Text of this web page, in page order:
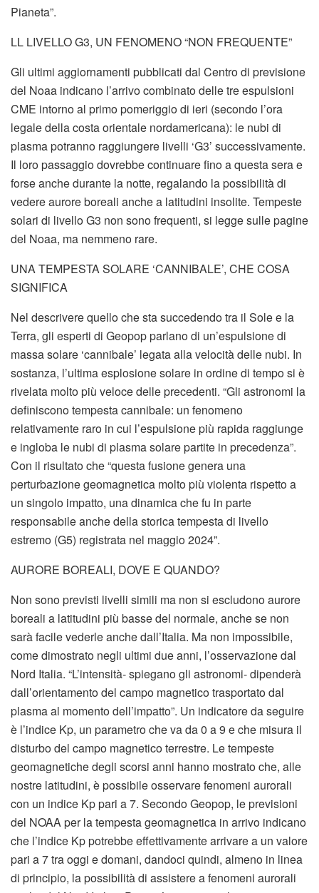
Pianeta”.
LL LIVELLO G3, UN FENOMENO “NON FREQUENTE”
Gli ultimi aggiornamenti pubblicati dal Centro di previsione
del Noaa indicano l’arrivo combinato delle tre espulsioni
CME intorno al primo pomeriggio di ieri (secondo l’ora
legale della costa orientale nordamericana): le nubi di
plasma potranno raggiungere livelli ‘G3’ successivamente.
Il loro passaggio dovrebbe continuare fino a questa sera e
forse anche durante la notte, regalando la possibilità di
vedere aurore boreali anche a latitudini insolite. Tempeste
solari di livello G3 non sono frequenti, si legge sulle pagine
del Noaa, ma nemmeno rare.
UNA TEMPESTA SOLARE ‘CANNIBALE’, CHE COSA
SIGNIFICA
Nel descrivere quello che sta succedendo tra il Sole e la
Terra, gli esperti di Geopop parlano di un’espulsione di
massa solare ‘cannibale’ legata alla velocità delle nubi. In
sostanza, l’ultima esplosione solare in ordine di tempo si è
rivelata molto più veloce delle precedenti. “Gli astronomi la
definiscono tempesta cannibale: un fenomeno
relativamente raro in cui l’espulsione più rapida raggiunge
e ingloba le nubi di plasma solare partite in precedenza”.
Con il risultato che “questa fusione genera una
perturbazione geomagnetica molto più violenta rispetto a
un singolo impatto, una dinamica che fu in parte
responsabile anche della storica tempesta di livello
estremo (G5) registrata nel maggio 2024”.
AURORE BOREALI, DOVE E QUANDO?
Non sono previsti livelli simili ma non si escludono aurore
boreali a latitudini più basse del normale, anche se non
sarà facile vederle anche dall’Italia. Ma non impossibile,
come dimostrato negli ultimi due anni, l’osservazione dal
Nord Italia. “L’intensità- spiegano gli astronomi- dipenderà
dall’orientamento del campo magnetico trasportato dal
plasma al momento dell’impatto”. Un indicatore da seguire
è l’indice Kp, un parametro che va da 0 a 9 e che misura il
disturbo del campo magnetico terrestre. Le tempeste
geomagnetiche degli scorsi anni hanno mostrato che, alle
nostre latitudini, è possibile osservare fenomeni aurorali
con un indice Kp pari a 7. Secondo Geopop, le previsioni
del NOAA per la tempesta geomagnetica in arrivo indicano
che l’indice Kp potrebbe effettivamente arrivare a un valore
pari a 7 tra oggi e domani, dandoci quindi, almeno in linea
di principio, la possibilità di assistere a fenomeni aurorali